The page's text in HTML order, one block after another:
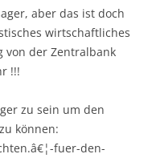
aber das ist doch
wirtschaftliches
von der Zentralbank
!!!
zu sein um den
können:
fuer-den-